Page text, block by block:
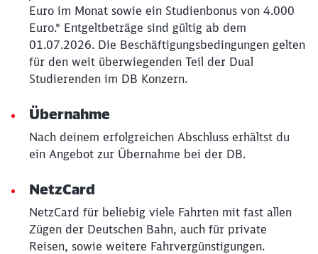
Euro im Monat sowie ein Studienbonus von 4.000
Euro.* Entgeltbeträge sind gültig ab dem
01.07.2026. Die Beschäftigungsbedingungen gelten
für den weit überwiegenden Teil der Dual
Studierenden im DB Konzern.
Übernahme
Nach deinem erfolgreichen Abschluss erhältst du
ein Angebot zur Übernahme bei der DB.
NetzCard
NetzCard für beliebig viele Fahrten mit fast allen
Zügen der Deutschen Bahn, auch für private
Reisen, sowie weitere Fahrvergünstigungen.